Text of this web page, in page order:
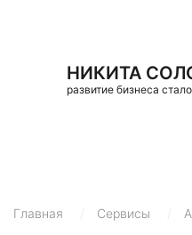
НИКИТА
развитие бизнеса
Главная Сервисы